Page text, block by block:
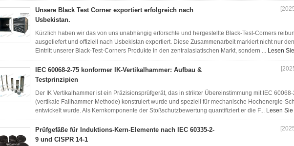
Unsere Black Test Corner exportiert erfolgreich nach
Usbekistan.
Kürzlich haben wir das von uns unabhängig erforschte und hergestellte Black-Test-Corners
ausgeliefert und offiziell nach Usbekistan exportiert. Diese Zusammenarbeit markiert nicht nur
Eintritt unserer Black-Test-Corners Produkte in den zentralasiatischen Markt, sondern ... Lesen
IEC 60068-2-75 konformer IK-Vertikalhammer: Aufbau &
Testprinzipien
Der IK Vertikalhammer ist ein Präzisionsprüfgerät, das in strikter Übereinstimmung mit IEC
(vertikale Fallhammer-Methode) konstruiert wurde und speziell für mechanische Hochenergie-
entwickelt wurde. Als Kernkomponente der Stoßschutzbewertung quantifiziert er die F... Lesen
Prüfgefäße für Induktions-Kern-Elemente nach IEC 60335-2-
9 und CISPR 14-1